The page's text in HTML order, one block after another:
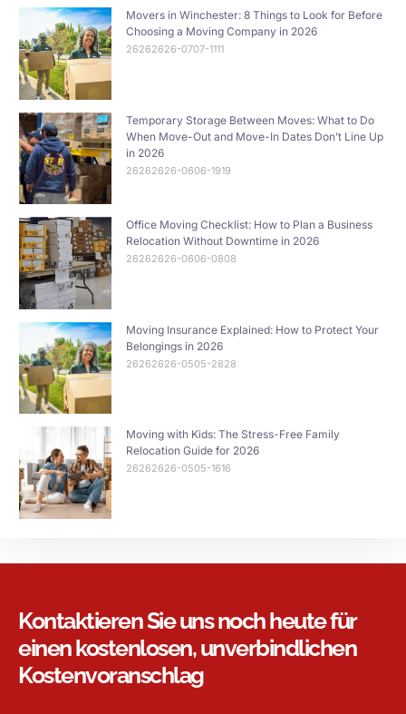
Movers in Winchester: 8 Things to Look for Before
Choosing a Moving Company in 2026
26262626-0707-1111
Temporary Storage Between Moves: What to Do
When Move-Out and Move-In Dates Don’t Line Up
in 2026
26262626-0606-1919
Office Moving Checklist: How to Plan a Business
Relocation Without Downtime in 2026
26262626-0606-0808
Moving Insurance Explained: How to Protect Your
Belongings in 2026
26262626-0505-2828
Moving with Kids: The Stress-Free Family
Relocation Guide for 2026
26262626-0505-1616
Kontaktieren Sie uns noch heute für
einen kostenlosen, unverbindlichen
Kostenvoranschlag